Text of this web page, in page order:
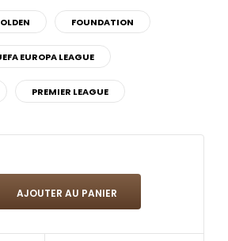
FOUNDATION
EUROPA LEAGUE
PREMIER LEAGUE